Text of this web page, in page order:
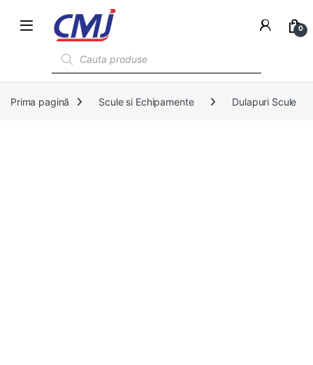
0
Prima pagină Scule si Echipamente Dulapuri Scule